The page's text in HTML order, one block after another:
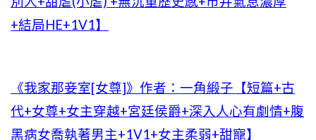
+結局HE+1V1】
《我家那妾室[女尊]》作者：一角緞子【短篇+古
代+女尊+女主穿越+宮廷侯爵+深入人心有劇情+腹
黑病女喬執著男主+1V1+女主柔弱+甜寵】